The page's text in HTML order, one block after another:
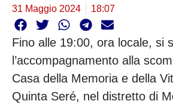
31 Maggio 2024 18:07
Fino alle 19:00, ora locale, si
l’accompagnamento alla
Casa della Memoria e della
Quinta Seré, nel distretto di